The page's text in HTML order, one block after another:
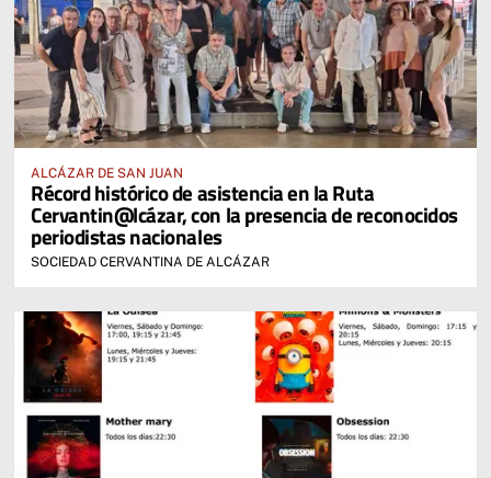
ALCÁZAR DE SAN JUAN
Récord histórico de asistencia en la Ruta
Cervantin@lcázar, con la presencia de reconocidos
periodistas nacionales
SOCIEDAD CERVANTINA DE ALCÁZAR